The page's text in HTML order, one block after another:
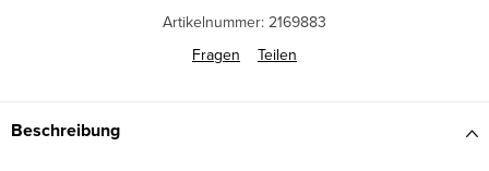
Artikelnummer: 2169883
Fragen
Teilen
Beschreibung